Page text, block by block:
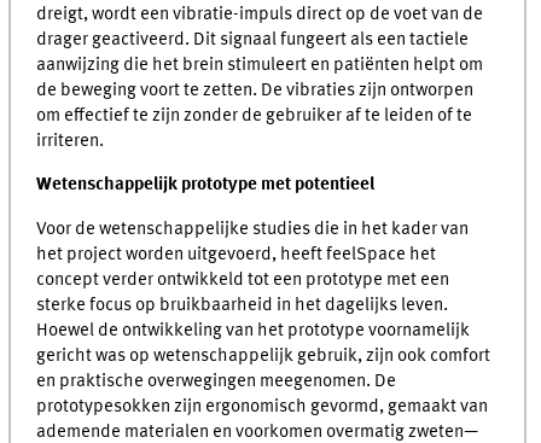
dreigt, wordt een vibratie-impuls direct op de voet van de
drager geactiveerd. Dit signaal fungeert als een tactiele
aanwijzing die het brein stimuleert en patiënten helpt om
de beweging voort te zetten. De vibraties zijn ontworpen
om effectief te zijn zonder de gebruiker af te leiden of te
irriteren.
Wetenschappelijk prototype met potentieel
Voor de wetenschappelijke studies die in het kader van
het project worden uitgevoerd, heeft feelSpace het
concept verder ontwikkeld tot een prototype met een
sterke focus op bruikbaarheid in het dagelijks leven.
Hoewel de ontwikkeling van het prototype voornamelijk
gericht was op wetenschappelijk gebruik, zijn ook comfort
en praktische overwegingen meegenomen. De
prototypesokken zijn ergonomisch gevormd, gemaakt van
ademende materialen en voorkomen overmatig zweten—